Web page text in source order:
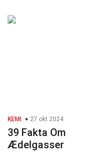
KEMI 27 okt 2024
39 Fakta Om
Ædelgasser